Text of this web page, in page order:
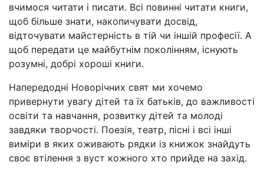
вчимося читати і писати. Всі повинні читати книги,
щоб більше знати, накопичувати досвід,
відточувати майстерність в тій чи іншій професії. А
щоб передати це майбутнім поколінням, існують
розумні, добрі хороші книги.
Напередодні Новорічних свят ми хочемо
привернути увагу дітей та їх батьків, до важливості
освіти та навчання, розвитку дітей та молоді
завдяки творчості. Поезія, театр, пісні і всі інші
виміри в яких оживають рядки із книжок знайдуть
своє втілення з вуст кожного хто прийде на захід.